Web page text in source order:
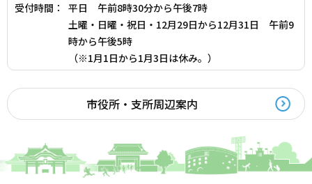
受付時間：
平日 午前8時30分から午後7時
土曜・日曜・祝日・12月29日から12月31日 午前9
時から午後5時
（※1月1日から1月3日は休み。）
市役所・支所周辺案内